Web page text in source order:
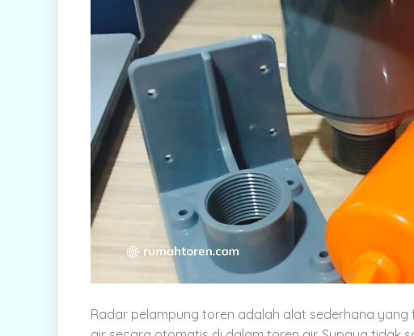
Radar pelampung toren adalah alat sederhana